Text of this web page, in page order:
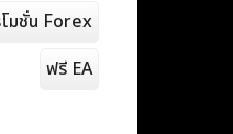
มชั่น Forex
ฟรี EA